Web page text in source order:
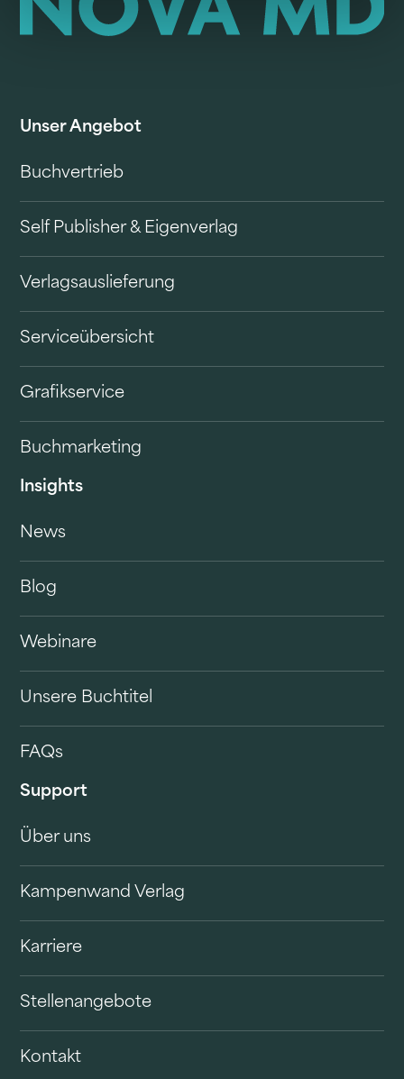
Unser Angebot
Buchvertrieb
Self Publisher & Eigenverlag
Verlagsauslieferung
Serviceübersicht
Grafikservice
Buchmarketing
Insights
News
Blog
Webinare
Unsere Buchtitel
FAQs
Support
Über uns
Kampenwand Verlag
Karriere
Stellenangebote
Kontakt